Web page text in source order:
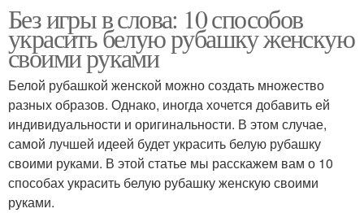
Без игры в слова: 10 способов
украсить белую рубашку женскую
своими руками
Белой рубашкой женской можно создать множество
разных образов. Однако, иногда хочется добавить ей
индивидуальности и оригинальности. В этом случае,
самой лучшей идеей будет украсить белую рубашку
своими руками. В этой статье мы расскажем вам о 10
способах украсить белую рубашку женскую своими
руками.